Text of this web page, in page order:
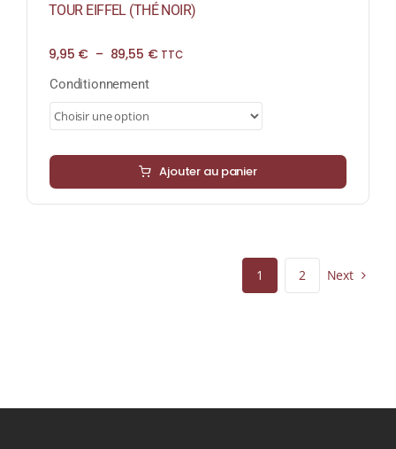
TOUR EIFFEL (THÉ NOIR)
9,95 € – 89,55 €Plage
TTC
Conditionnement
Ajouter au panier
1 2 Next